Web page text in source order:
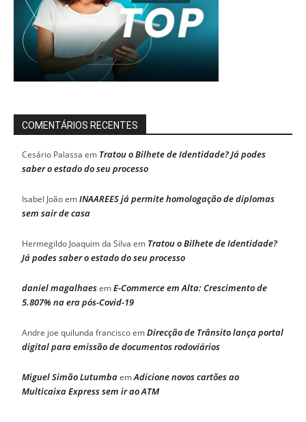
COMENTÁRIOS RECENTES
Cesário Palassa em Tratou o Bilhete de Identidade? Já podes
saber o estado do seu processo
Isabel JoãoemINAAREES já permite homologação de diplomas
sem sair de casa
Hermegildo Joaquim da Silva em Tratou o Bilhete de Identidade?
Já podes saber o estado do seu processo
daniel magalhaesemE-Commerce em Alta: Crescimento de
5.807% na era pós-Covid-19
Andre joe quilunda franciscoemDirecção de Trânsito lança portal
digital para emissão de documentos rodoviários
Miguel Simão LutumbaemAdicione novos cartões ao
Multicaixa Express sem ir ao ATM